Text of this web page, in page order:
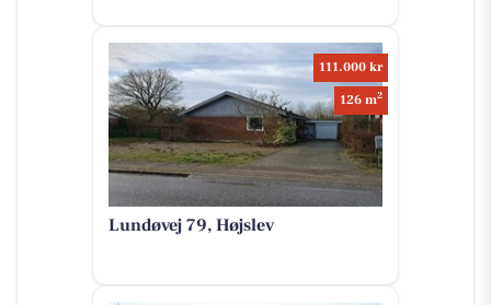
111.000 kr
126 m2
Lundøvej 79, Højslev